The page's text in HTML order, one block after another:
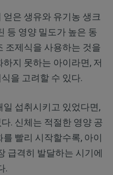
은 생유와 유기농 생크
등 영양 밀도가 높은 동
조제식을 사용하는 것을
지 못하는 아이라면, 저
을 고려할 수 있다.
섭취시키고 있었다면,
. 신체는 적절한 영양 공
빨리 시작할수록, 아이
급격히 발달하는 시기에
.